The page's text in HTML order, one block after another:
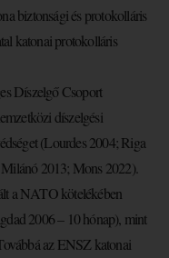
biztonsági és protokolláris
katonai protokolláris
Díszelgő Csoport
díszelgési
(Lourdes 2004; Riga
2013; Mons 2022).
a NATO kötelékében
2006 – 10 hónap), mint
az ENSZ katonai